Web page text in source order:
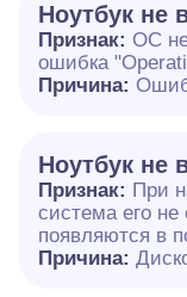
Ноутбук не
Признак: ОС не
ошибка
Причина:
Ноутбук не
Признак: При
система его
появляются в
Причина: